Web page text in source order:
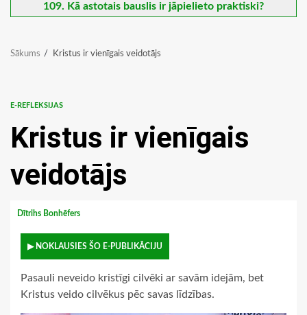
109. Kā astotais bauslis ir jāpielieto praktiski?
Sākums Kristus ir vienīgais veidotājs
E-REFLEKSIJAS
Kristus ir vienīgais
veidotājs
Dītrihs Bonhēfers
▶ NOKLAUSIES ŠO E-PUBLIKĀCIJU
Pasauli neveido kristīgi cilvēki ar savām idejām, bet
Kristus veido cilvēkus pēc savas līdzības.